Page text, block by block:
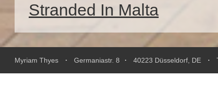
Stranded In Malta
Myriam Thyes . Germaniastr. 8 . 40223 Düsseldorf, DE .